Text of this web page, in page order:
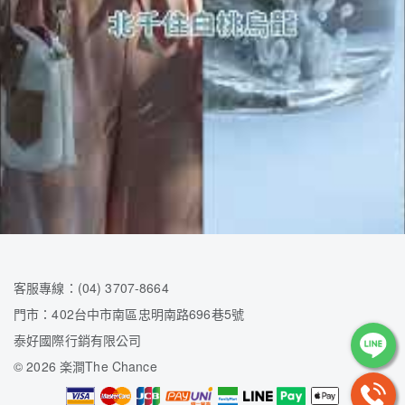
客服專線：(04) 3707-8664
門市：402台中市南區忠明南路696巷5號
泰好國際行銷有限公司
© 2026 楽澗The Chance